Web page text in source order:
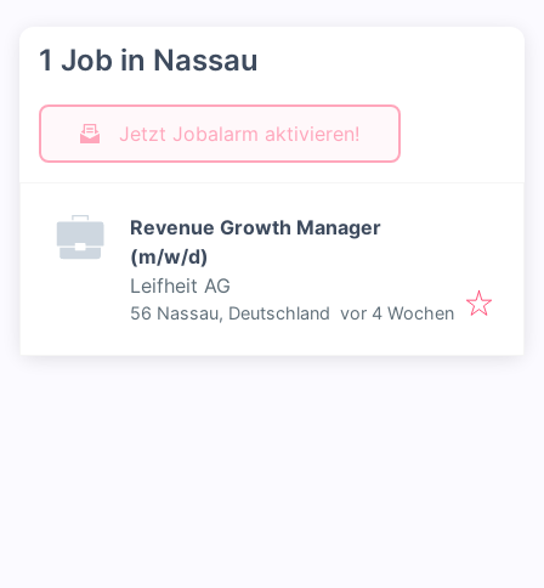
1 Job in Nassau
Jetzt Jobalarm aktivieren!
Revenue Growth Manager
(m/w/d)
Leifheit AG
56 Nassau, Deutschland Veröffentlicht:
vor 4 Wochen